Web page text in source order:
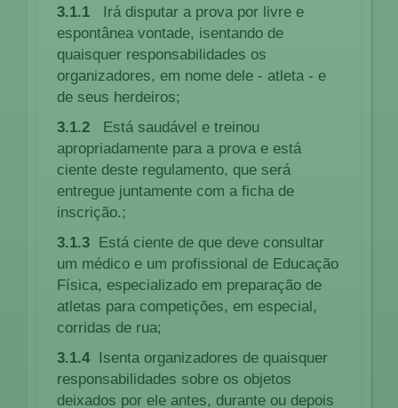
3.1.1
Irá disputar a prova por livre e
espontânea vontade, isentando de
quaisquer responsabilidades os
organizadores, em nome dele - atleta - e
de seus herdeiros;
3.1.2
Está saudável e treinou
apropriadamente para a prova e está
ciente deste regulamento, que será
entregue juntamente com a ficha de
inscrição.;
3.1.3
Está ciente de que deve consultar
um médico e um profissional de Educação
Física, especializado em preparação de
atletas para competições, em especial,
corridas de rua;
3.1.4
Isenta organizadores de quaisquer
responsabilidades sobre os objetos
deixados por ele antes, durante ou depois